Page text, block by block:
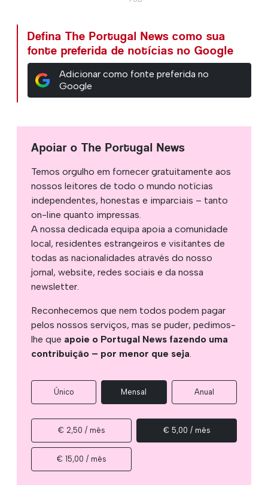
Defina The Portugal News como sua
fonte preferida de notícias no Google
Adicionar como fonte preferida no
Google
Apoiar o The Portugal News
Temos orgulho em fornecer gratuitamente aos
nossos leitores de todo o mundo notícias
independentes, honestas e imparciais – tanto
on-line quanto impressas.
A nossa dedicada equipa apoia a comunidade
local, residentes estrangeiros e visitantes de
todas as nacionalidades através do nosso
jornal, website, redes sociais e da nossa
newsletter.
Reconhecemos que nem todos podem pagar
pelos nossos serviços, mas se puder, pedimos-
lhe que apoie o Portugal News fazendo uma
contribuição – por menor que seja.
Único Mensal Anual
€ 2,50 / mês € 5,00 / mês
€ 15,00 / mês